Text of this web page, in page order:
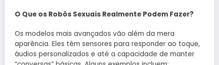
O Que os Robôs Sexuais Realmente Podem Fazer?
Os modelos mais avançados vão além da mera
aparência. Eles têm sensores para responder ao toque,
áudios personalizados e até a capacidade de manter